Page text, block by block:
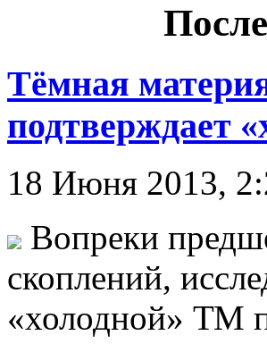
Тёмная
подтверждает
18 Июня 2013,
Вопреки
скоплений,
«холодной» ТМ